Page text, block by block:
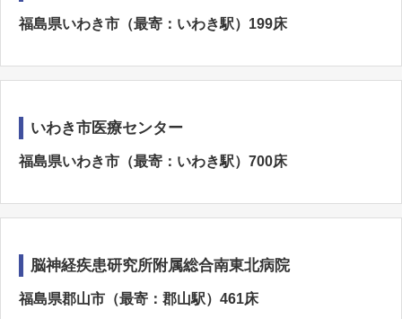
福島県いわき市（最寄：いわき駅）199床
いわき市医療センター
福島県いわき市（最寄：いわき駅）700床
脳神経疾患研究所附属総合南東北病院
福島県郡山市（最寄：郡山駅）461床